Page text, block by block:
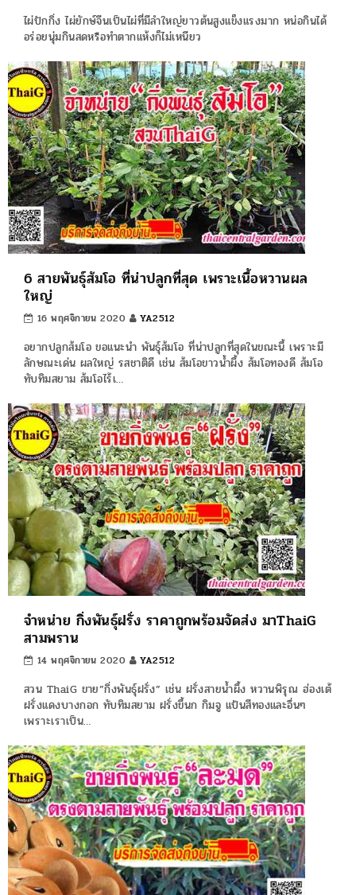
ไผ่ปักกิ่ง ไผ่ยักษ์จีนเป็นไผ่ที่มีลำใหญ่ยาวต้นสูงแข็งแรงมาก หน่อกินได้
อร่อยนุ่มกินสดหรือทำตากแห้งก็ไม่เหนียว
6 สายพันธุ์ส้มโอ ที่น่าปลูกที่สุด เพราะเนื้อหวานผล
ใหญ่
16 พฤศจิกายน 2020 YA2512
อยากปลูกส้มโอ ขอแนะนำ พันธุ์ส้มโอ ที่น่าปลูกที่สุดในขณะนี้ เพราะมี
ลักษณะเด่น ผลใหญ่ รสชาติดี เช่น ส้มโอขาวน้ำผึ้ง ส้มโอทองดี ส้มโอ
ทับทิมสยาม ส้มโอไร้เ…
จำหน่าย กิ่งพันธุ์ฝรั่ง ราคาถูกพร้อมจัดส่ง มาThaiG
สามพราน
14 พฤศจิกายน 2020 YA2512
สวน ThaiG ขาย”กิ่งพันธุ์ฝรั่ง” เช่น ฝรั่งสายน้ำผึ้ง หวานพิรุณ ฮ่องเต้
ฝรั่งแดงบางกอก ทับทิมสยาม ฝรั่งขี้นก กิมจู แป้นสีทองและอื่นๆ
เพราะเราเป็น…